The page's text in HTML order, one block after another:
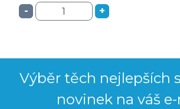
- +
Výběr těch nejlepších
novinek na váš